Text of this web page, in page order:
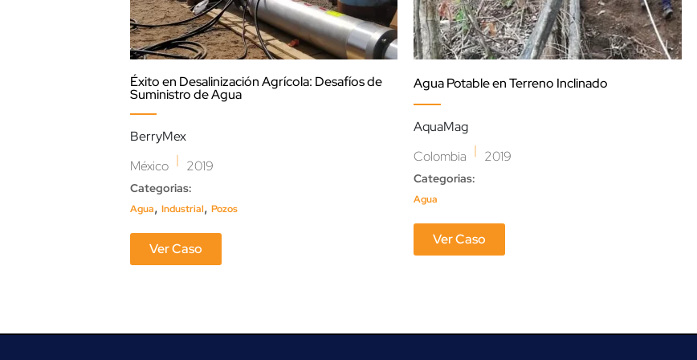
Éxito en Desalinización Agrícola: Desafíos de
Suministro de Agua
BerryMex
México | 2019
Categorias:
Agua, Industrial, Pozos
Ver Caso
Agua Potable en Terreno Inclinado
AquaMag
Colombia | 2019
Categorias:
Agua
Ver Caso